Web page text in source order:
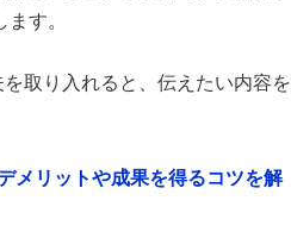
す。
取り入れると、伝えたい内容を
メリットや成果を得るコツを解